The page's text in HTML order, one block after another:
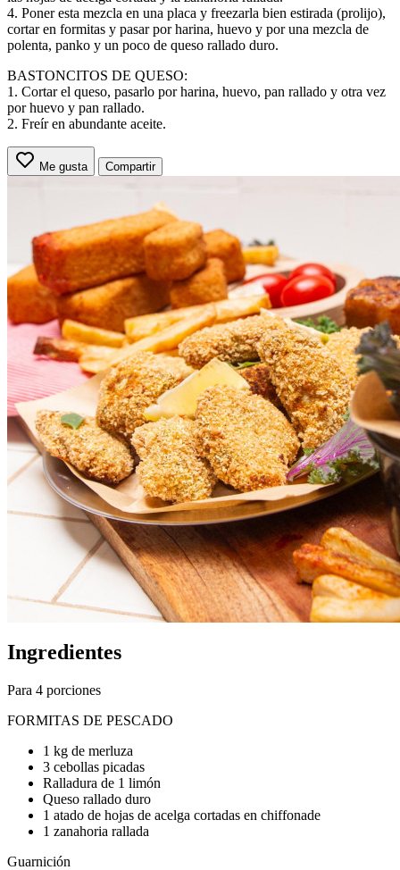
4. Poner esta mezcla en una placa y freezarla bien estirada (prolijo),
cortar en formitas y pasar por harina, huevo y por una mezcla de
polenta, panko y un poco de queso rallado duro.
BASTONCITOS DE QUESO:
1. Cortar el queso, pasarlo por harina, huevo, pan rallado y otra vez
por huevo y pan rallado.
2. Freír en abundante aceite.
Me gusta Compartir
Ingredientes
Para 4 porciones
FORMITAS DE PESCADO
1 kg de merluza
3 cebollas picadas
Ralladura de 1 limón
Queso rallado duro
1 atado de hojas de acelga cortadas en chiffonade
1 zanahoria rallada
Guarnición